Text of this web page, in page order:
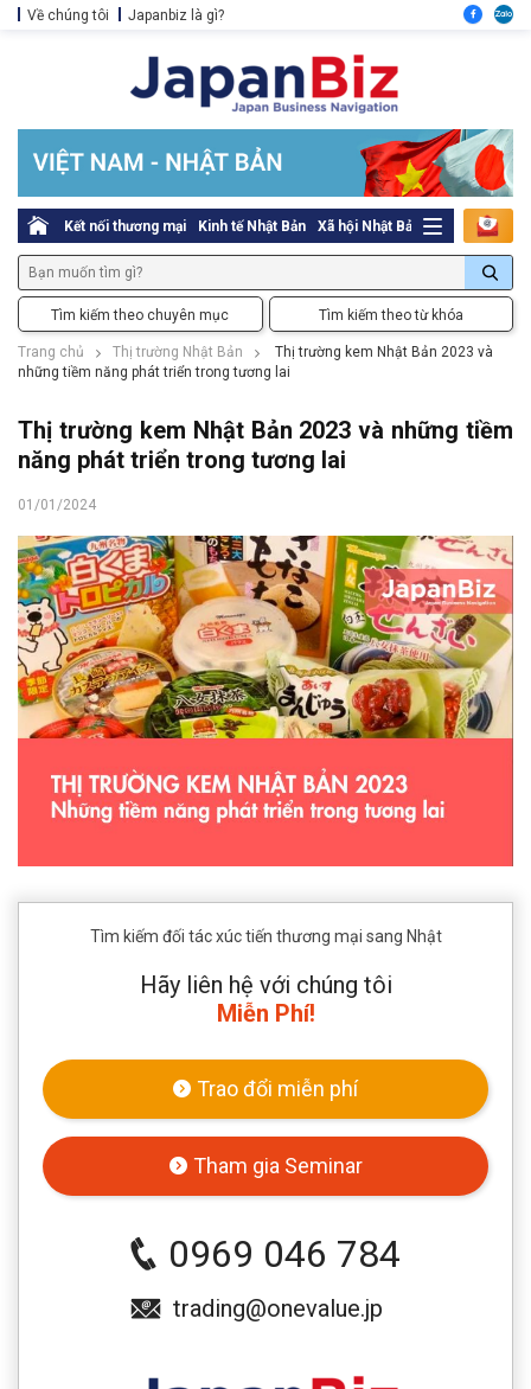
Về chúng tôi Japanbiz là gì?
Kết nối thương mại Kinh tế Nhật Bản Xã hội Nhật Bản Thủ tục pháp
Tìm kiếm theo chuyên mục Tìm kiếm theo từ khóa
Trang chủ Thị trường Nhật Bản
Thị trường kem Nhật Bản 2023 và
những tiềm năng phát triển trong tương lai
Thị trường kem Nhật Bản 2023 và những tiềm
năng phát triển trong tương lai
01/01/2024
Tìm kiếm đối tác xúc tiến thương mại sang Nhật
Hãy liên hệ với chúng tôi
Miễn Phí!
Trao đổi miễn phí
Tham gia Seminar
0969 046 784
trading@onevalue.jp